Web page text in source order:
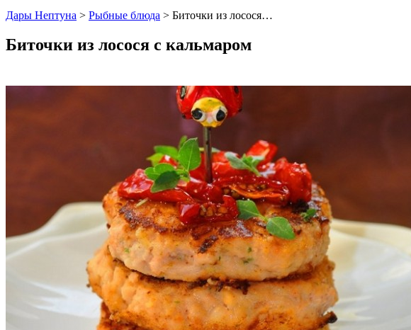
Дары Нептуна > Рыбные блюда > Биточки из лосося…
Биточки из лосося с кальмаром